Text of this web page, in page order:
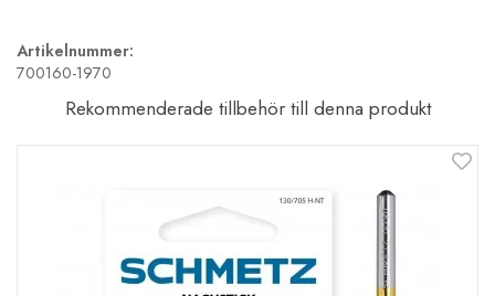
Artikelnummer:
700160-1970
Rekommenderade tillbehör till denna produkt